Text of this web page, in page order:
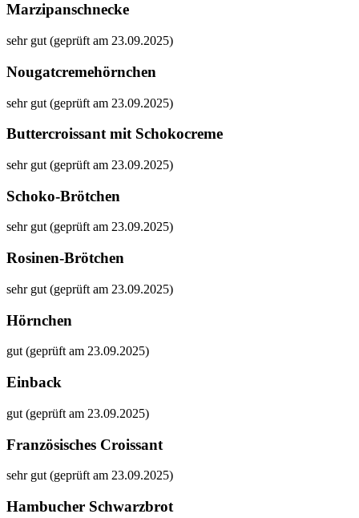
Marzipanschnecke
sehr gut (geprüft am 23.09.2025)
Nougatcremehörnchen
sehr gut (geprüft am 23.09.2025)
Buttercroissant mit Schokocreme
sehr gut (geprüft am 23.09.2025)
Schoko-Brötchen
sehr gut (geprüft am 23.09.2025)
Rosinen-Brötchen
sehr gut (geprüft am 23.09.2025)
Hörnchen
gut (geprüft am 23.09.2025)
Einback
gut (geprüft am 23.09.2025)
Französisches Croissant
sehr gut (geprüft am 23.09.2025)
Hambucher Schwarzbrot